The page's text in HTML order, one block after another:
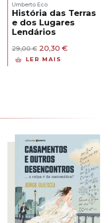
Umberto Eco
História das Terras
e dos Lugares
Lendários
29,00€ O
preço
original
20,30 €O
LER MAIS